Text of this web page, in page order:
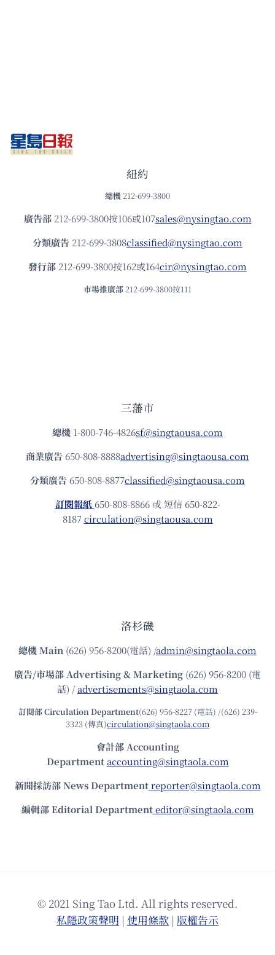
紐約
總機 212-699-3800
廣告部212-699-3800按106或107sales@nysingtao.com
分類廣告 212-699-3808classified@nysingtao.com
發⾏部 212-699-3800按162或164cir@nysingtao.com
市場推廣部 212-699-3800按111
三藩市
總機 1-800-746-4826sf@singtaousa.com
商業廣告 650-808-8888advertising@singtaousa.com
分類廣告 650-808-8877classified@singtaousa.com
訂閱報紙 650-808-8866 或 短信 650-822-
8187circulation@singtaousa.com
洛杉磯
總機Main (626) 956-8200(電話) /admin@singtaola.com
廣告/市場部Advertising & Marketing (626) 956-8200 (電
話) /advertisements@singtaola.com
訂閱部 Circulation Department(626) 956-8227 (電話) /(626) 239-
3323 (傳真)circulation@singtaola.com
會計部 Accounting
Department accounting@singtaola.com
新聞採訪部 News Department reporter@singtaola.com
編輯部 Editorial Department editor@singtaola.com
© 2021 Sing Tao Ltd. All rights reserved.
私隱政策聲明 | 使⽤條款 | 版權告⽰